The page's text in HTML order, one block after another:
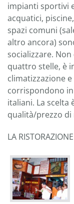
impianti sportivi
acquatici,
spazi comuni
altro ancora)
socializzare.
quattro stelle, è
climatizzazione
corrispondono
italiani. La
qualità/prezzo di
LA RISTORAZIONE